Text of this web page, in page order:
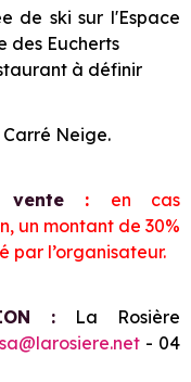
de ski sur l'Espace
des Eucherts
à définir
Neige.
vente : en cas
un montant de 30%
par l’organisateur.
: La Rosière
- 04